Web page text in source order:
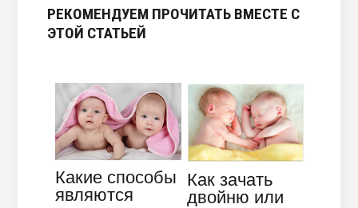
РЕКОМЕНДУЕМ ПРОЧИТАТЬ ВМЕСТЕ С
ЭТОЙ СТАТЬЕЙ
Какие способы
являются
Как зачать
двойню или